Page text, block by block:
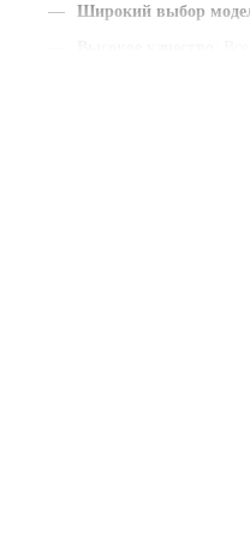
Широкий выбор